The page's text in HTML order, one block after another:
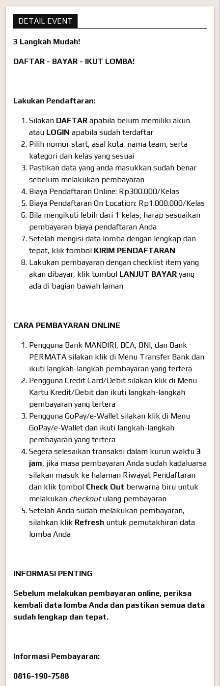
DETAIL EVENT
3 Langkah Mudah!
DAFTAR - BAYAR - IKUT LOMBA!
Lakukan Pendaftaran:
Silakan DAFTAR apabila belum memiliki akun
atau LOGIN apabila sudah terdaftar
Pilih nomor start, asal kota, nama team, serta
kategori dan kelas yang sesuai
Pastikan data yang anda masukkan sudah benar
sebelum melakukan pembayaran
Biaya Pendaftaran Online: Rp300.000/Kelas
Biaya Pendaftaran On Location: Rp1.000.000/Kelas
Bila mengikuti lebih dari 1 kelas, harap sesuaikan
pembayaran biaya pendaftaran Anda
Setelah mengisi data lomba dengan lengkap dan
tepat, klik tombol KIRIM PENDAFTARAN
Lakukan pembayaran dengan checklist item yang
akan dibayar, klik tombol LANJUT BAYAR yang
ada di bagian bawah laman
CARA PEMBAYARAN ONLINE
Pengguna Bank MANDIRI, BCA, BNI, dan Bank
PERMATA silakan klik di Menu Transfer Bank dan
ikuti langkah-langkah pembayaran yang tertera
Pengguna Credit Card/Debit silakan klik di Menu
Kartu Kredit/Debit dan ikuti langkah-langkah
pembayaran yang tertera
Pengguna GoPay/e-Wallet silakan klik di Menu
GoPay/e-Wallet dan ikuti langkah-langkah
pembayaran yang tertera
Segera selesaikan transaksi dalam kurun waktu 3
jam, jika masa pembayaran Anda sudah kadaluarsa
silakan masuk ke halaman Riwayat Pendaftaran
dan klik tombol Check Out berwarna biru untuk
melakukan checkoutulang pembayaran
Setelah Anda sudah melakukan pembayaran,
silahkan klik Refresh untuk pemutakhiran data
lomba Anda
INFORMASI PENTING
Sebelum melakukan pembayaran online, periksa
kembali data lomba Anda dan pastikan semua data
sudah lengkap dan tepat.
Informasi Pembayaran:
0816-190-7588